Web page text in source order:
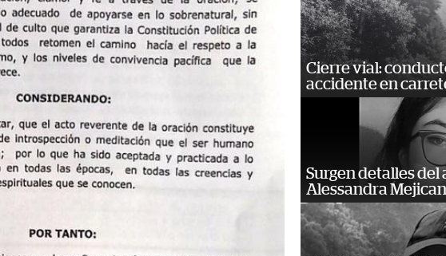
Cierre vial:
accidente en
Surgen detalles
Alessandra